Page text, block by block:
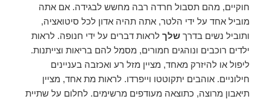
חוקיים, מהם תסבול חרדה רבה מחשש לבגידה. אם אתה
מוביל אחד על ידי הלטר, אתה תהיה אדון לכל סיטואציה,
ותוביל נשים בדרךשלך לראות דברים על ידי חנופה. לראות
ילדים רוכבים ונוהגים חמורים, מסמל להם בריאות וצייתנות.
ליפול או להיזרק מאחד, מציין מזל רע ואכזבה בעניינים
חילוניים. אוהבים יתקוטטו וייפרדו. לראות מת אחד, מציין
תיאבון מרוצה, כתוצאה מעודפים מרשימים. לחלום על שתיית